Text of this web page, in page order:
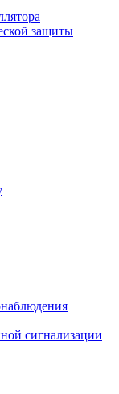
защиты
сигнализации